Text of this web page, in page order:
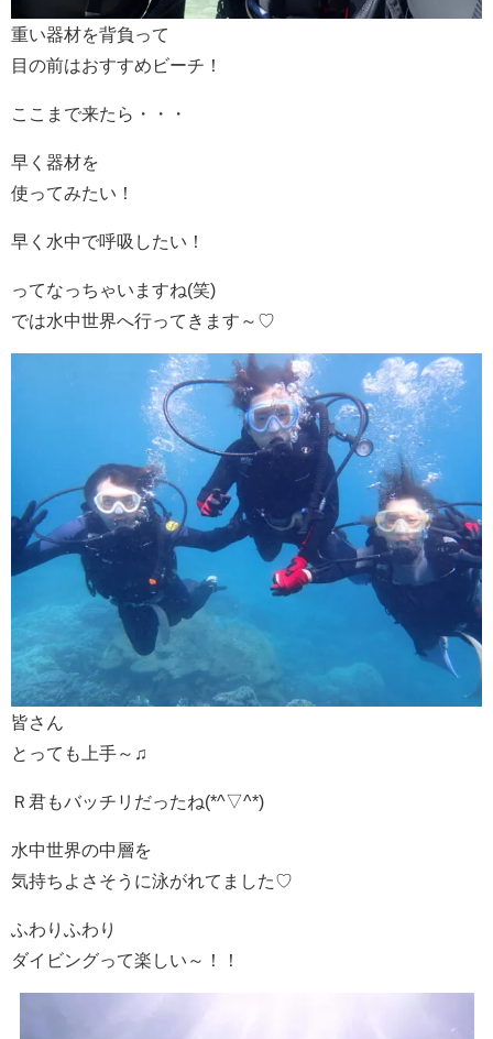
重い器材を背負って
目の前はおすすめビーチ！
ここまで来たら・・・
早く器材を
使ってみたい！
早く水中で呼吸したい！
ってなっちゃいますね(笑)
では水中世界へ行ってきます～♡
皆さん
とっても上手～♫
Ｒ君もバッチリだったね(*^▽^*)
水中世界の中層を
気持ちよさそうに泳がれてました♡
ふわりふわり
ダイビングって楽しい～！！